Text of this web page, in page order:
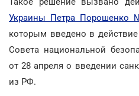
Украины Петра Порошенко
которым введено в
Совета национальной
от 28 апреля о введении
из РФ.